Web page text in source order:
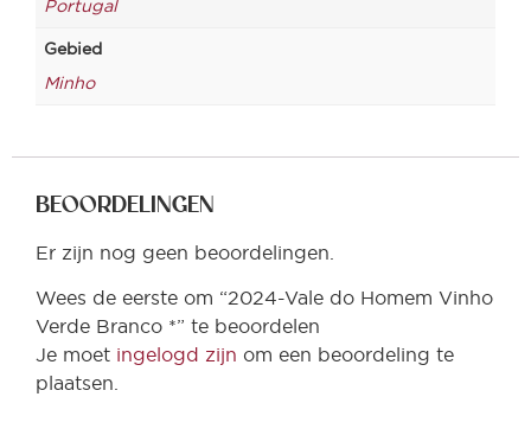
Portugal
Gebied
Minho
BEOORDELINGEN
Er zijn nog geen beoordelingen.
Wees de eerste om “2024-Vale do Homem Vinho
Verde Branco *” te beoordelen
Je moet ingelogd zijn om een beoordeling te
plaatsen.